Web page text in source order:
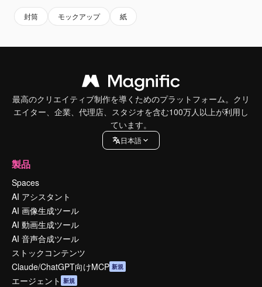
封筒 モックアップ 紙
最高のクリエイティブ制作を導くためのプラットフォーム。クリ
エイター、企業、代理店、スタジオを含む100万人以上が利用し
ています。
日本語
製品
Spaces
AI アシスタント
AI 画像生成ツール
AI 動画生成ツール
AI 音声合成ツール
ストックコンテンツ
Claude/ChatGPT向けMCP 新規
エージェント 新規